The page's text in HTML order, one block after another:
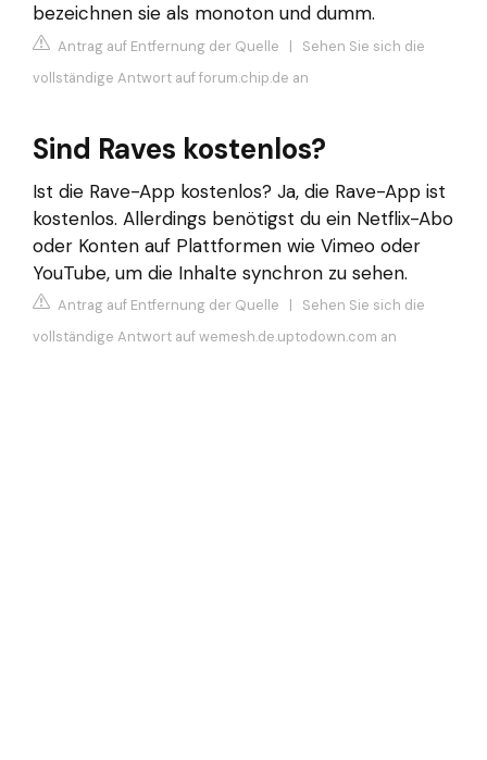
bezeichnen sie als monoton und dumm.
Antrag auf Entfernung der Quelle | Sehen Sie sich die
vollständige Antwort auf forum.chip.de an
Sind Raves kostenlos?
Ist die Rave-App kostenlos? Ja, die Rave-App ist
kostenlos. Allerdings benötigst du ein Netflix-Abo
oder Konten auf Plattformen wie Vimeo oder
YouTube, um die Inhalte synchron zu sehen.
Antrag auf Entfernung der Quelle | Sehen Sie sich die
vollständige Antwort auf wemesh.de.uptodown.com an